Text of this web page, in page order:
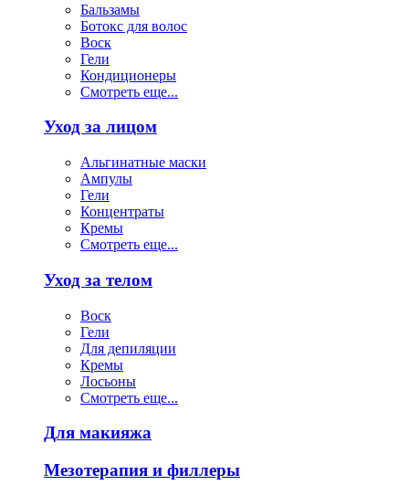
Бальзамы
Ботокс для волос
Воск
Гели
Кондиционеры
Смотреть еще...
Уход за лицом
Альгинатные маски
Ампулы
Гели
Концентраты
Кремы
Смотреть еще...
Уход за телом
Воск
Гели
Для депиляции
Кремы
Лосьоны
Смотреть еще...
Для макияжа
Мезотерапия и филлеры